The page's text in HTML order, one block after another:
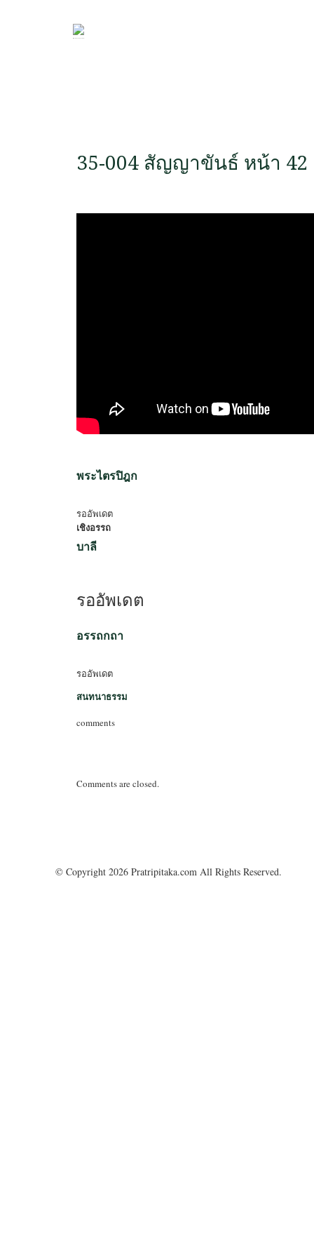
35-004 สัญญาขันธ์ หน้า 42
พระไตรปิฎก
รออัพเดต
เชิงอรรถ
บาลี
รออัพเดต
อรรถกถา
รออัพเดต
สนทนาธรรม
comments
Comments are closed.
© Copyright 2026 Pratripitaka.com All Rights Reserved.